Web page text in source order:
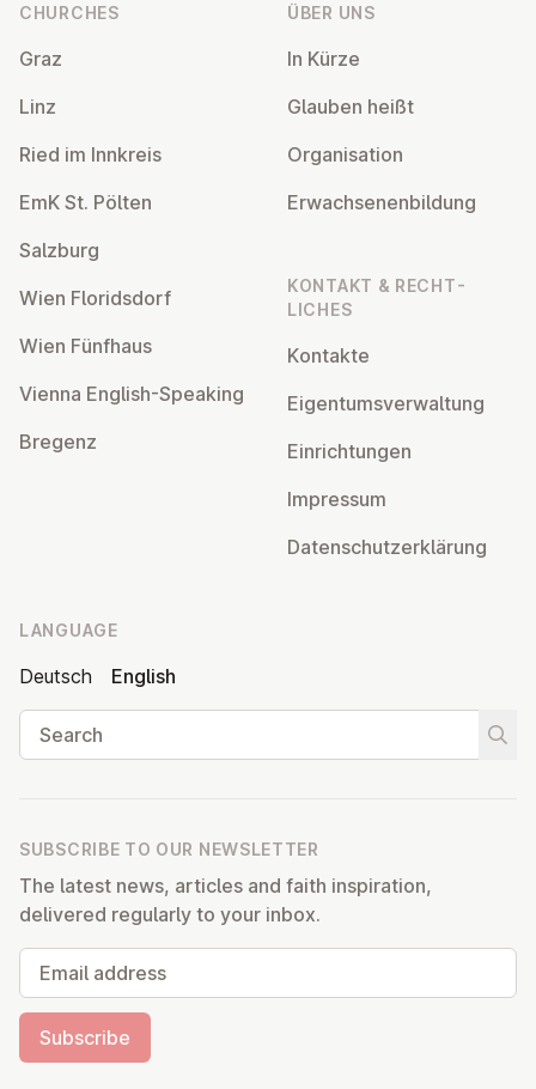
CHURCHES
Graz
Linz
Ried im Innkreis
EmK St. Pölten
Salzburg
Wien Flor­idsdorf
Wien Fünfhaus
Vienna English-Speaking
Bregenz
ÜBER UNS
In Kürze
Glauben heißt
Or­gan­isa­tion
Er­wach­sen­en­bildung
KONTAKT & RECHT­
LICHES
Kontakte
Ei­gentums­ver­wal­tung
Ein­rich­tun­gen
Impressum
Datens­chutzerklärung
LANGUAGE
Deutsch
English
Search
SUBSCRIBE TO OUR NEWSLETTER
The latest news, articles and faith inspiration,
delivered regularly to your inbox.
Email address
Subscribe